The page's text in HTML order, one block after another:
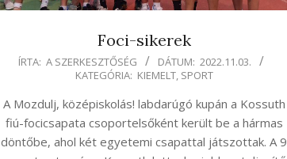
Foci-sikerek
2022-
03
ÍRTA: A SZERKESZTŐSÉG DÁTUM: 2022.11.03.
KATEGÓRIA: KIEMELT, SPORT
A Mozdulj, középiskolás! labdarúgó kupán a Kossuth
fiú-focicsapata csoportelsőként került be a hármas
döntőbe, ahol két egyetemi csapattal játszottak. A 9